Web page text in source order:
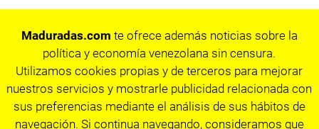
Maduradas.com te ofrece además noticias sobre la
política y economía venezolana sin censura.
Utilizamos cookies propias y de terceros para mejorar
nuestros servicios y mostrarle publicidad relacionada con
sus preferencias mediante el análisis de sus hábitos de
navegación. Si continua navegando, consideramos que